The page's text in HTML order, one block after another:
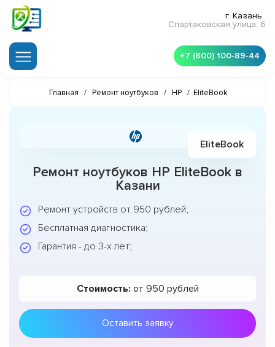
г. Казань
Спартаковская улица, 6
+7 (800) 100-89-44
Главная / Ремонт ноутбуков / HP / EliteBook
Ремонт ноутбуков HP EliteBook в
Казани
Ремонт устройств от 950 рублей;
Бесплатная диагностика;
Гарантия - до 3-х лет;
Стоимость: от 950 рублей
Оставить заявку
EliteBook